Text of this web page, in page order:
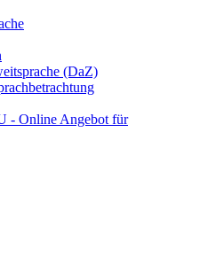
(DaZ)
- Online Angebot für